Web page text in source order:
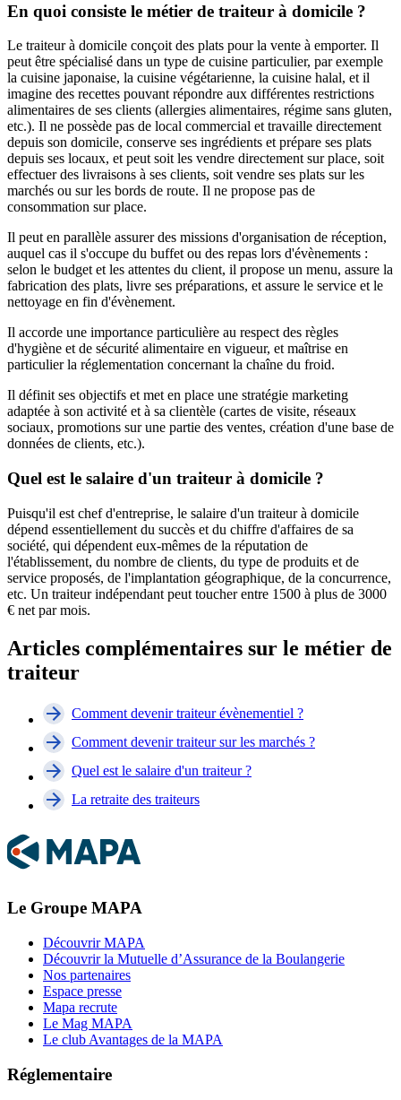
En quoi consiste le métier de traiteur à domicile ?
Le traiteur à domicile conçoit des plats pour la vente à emporter. Il
peut être spécialisé dans un type de cuisine particulier, par exemple
la cuisine japonaise, la cuisine végétarienne, la cuisine halal, et il
imagine des recettes pouvant répondre aux différentes restrictions
alimentaires de ses clients (allergies alimentaires, régime sans gluten,
etc.). Il ne possède pas de local commercial et travaille directement
depuis son domicile, conserve ses ingrédients et prépare ses plats
depuis ses locaux, et peut soit les vendre directement sur place, soit
effectuer des livraisons à ses clients, soit vendre ses plats sur les
marchés ou sur les bords de route. Il ne propose pas de
consommation sur place.
Il peut en parallèle assurer des missions d'organisation de réception,
auquel cas il s'occupe du buffet ou des repas lors d'évènements :
selon le budget et les attentes du client, il propose un menu, assure la
fabrication des plats, livre ses préparations, et assure le service et le
nettoyage en fin d'évènement.
Il accorde une importance particulière au respect des règles
d'hygiène et de sécurité alimentaire en vigueur, et maîtrise en
particulier la réglementation concernant la chaîne du froid.
Il définit ses objectifs et met en place une stratégie marketing
adaptée à son activité et à sa clientèle (cartes de visite, réseaux
sociaux, promotions sur une partie des ventes, création d'une base de
données de clients, etc.).
Quel est le salaire d'un traiteur à domicile ?
Puisqu'il est chef d'entreprise, le salaire d'un traiteur à domicile
dépend essentiellement du succès et du chiffre d'affaires de sa
société, qui dépendent eux-mêmes de la réputation de
l'établissement, du nombre de clients, du type de produits et de
service proposés, de l'implantation géographique, de la concurrence,
etc. Un traiteur indépendant peut toucher entre 1500 à plus de 3000
€ net par mois.
Articles complémentaires sur le métier de
traiteur
Comment devenir traiteur évènementiel ?
Comment devenir traiteur sur les marchés ?
Quel est le salaire d'un traiteur ?
La retraite des traiteurs
Le Groupe MAPA
Découvrir MAPA
Découvrir la Mutuelle d’Assurance de la Boulangerie
Nos partenaires
Espace presse
Mapa recrute
Le Mag MAPA
Le club Avantages de la MAPA
Réglementaire